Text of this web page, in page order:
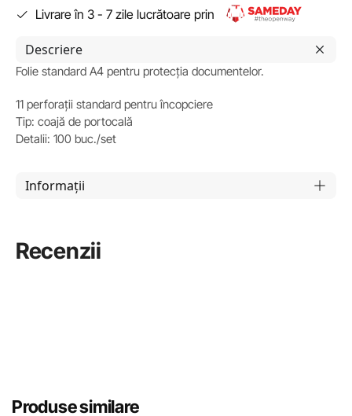
Livrare în 3 - 7 zile lucrătoare prin
Descriere
Folie standard A4 pentru protecția documentelor.
11 perforații standard pentru încopciere
Tip: coajă de portocală
Detalii: 100 buc./set
Informații
Recenzii
Produse similare